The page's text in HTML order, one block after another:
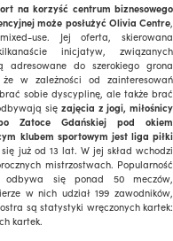
na korzyść centrum biznesowego
może posłużyć Olivia Centre,
use. Jej oferta, skierowana
inicjatyw, związanych
do szerokiego grona
w zależności od zainteresowań
sobie dyscyplinę, ale także brać
się zajęcia z jogi, miłośnicy
Zatoce Gdańskiej pod okiem
klubem sportowym jest liga piłki
już od 13 lat. W jej skład wchodzi
mistrzostwach. Popularność
odbywa się ponad 50 meczów,
w nich udział 199 zawodników,
są statystyki wręczonych kartek:
kartek.